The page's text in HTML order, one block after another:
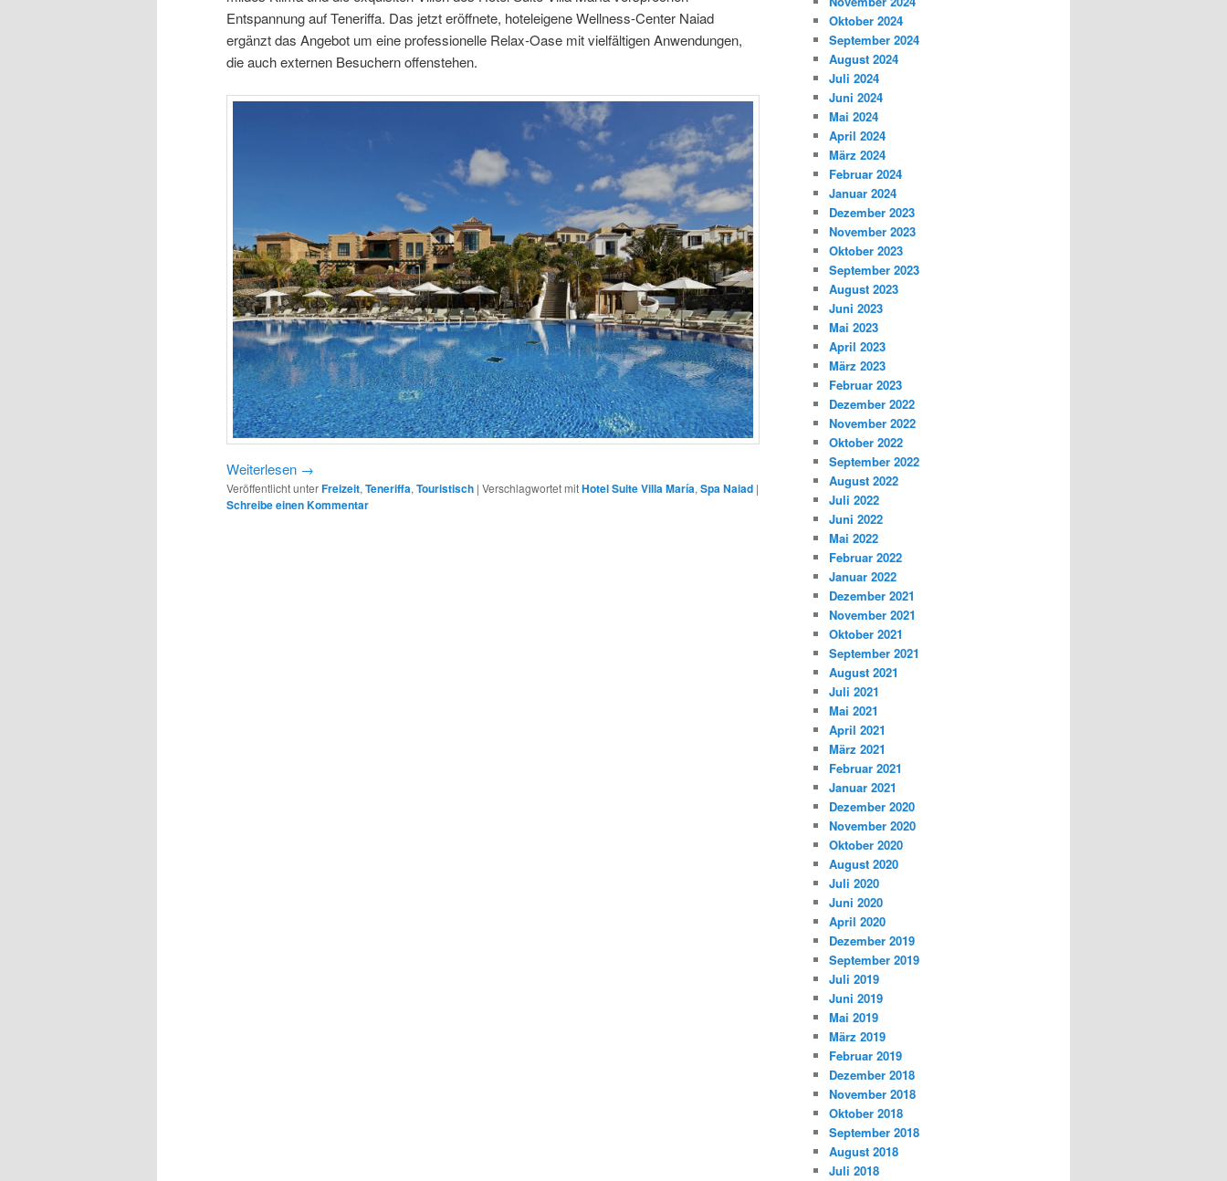
Entspannung auf Teneriffa. Das jetzt eröffnete, hoteleigene Wellness-Center Naiad
ergänzt das Angebot um eine professionelle Relax-Oase mit vielfältigen Anwendungen,
die auch externen Besuchern offenstehen.
Weiterlesen →
Veröffentlicht unterFreizeit,Teneriffa,Touristisch | Verschlagwortet mitHotel Suite Villa María,Spa Naiad |
Schreibe einen Kommentar
Oktober 2024
September 2024
August 2024
Juli 2024
Juni 2024
Mai 2024
April 2024
März 2024
Februar 2024
Januar 2024
Dezember 2023
November 2023
Oktober 2023
September 2023
August 2023
Juni 2023
Mai 2023
April 2023
März 2023
Februar 2023
Dezember 2022
November 2022
Oktober 2022
September 2022
August 2022
Juli 2022
Juni 2022
Mai 2022
Februar 2022
Januar 2022
Dezember 2021
November 2021
Oktober 2021
September 2021
August 2021
Juli 2021
Mai 2021
April 2021
März 2021
Februar 2021
Januar 2021
Dezember 2020
November 2020
Oktober 2020
August 2020
Juli 2020
Juni 2020
April 2020
Dezember 2019
September 2019
Juli 2019
Juni 2019
Mai 2019
März 2019
Februar 2019
Dezember 2018
November 2018
Oktober 2018
September 2018
August 2018
Juli 2018